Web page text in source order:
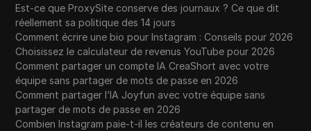
Est-ce que ProxySite conserve des journaux ? Ce que dit
réellement sa politique des 14 jours
Comment écrire une bio pour Instagram : Conseils pour 2026
Choisissez le calculateur de revenus YouTube pour 2026
Comment partager un compte IA CreaShort avec votre
équipe sans partager de mots de passe en 2026
Comment partager l’IA Joyfun avec votre équipe sans
partager de mots de passe en 2026
Combien Instagram paie-t-il les créateurs de contenu en